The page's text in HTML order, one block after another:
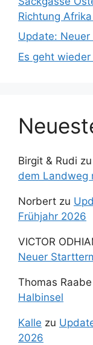
Richtung
Update:
Es geht wieder
Birgit & Rudi zu
dem Landweg
Norbert zu
Frühjahr 2026
VICTOR
Neuer
Thomas Raabe
Halbinsel
Kalle zu
2026